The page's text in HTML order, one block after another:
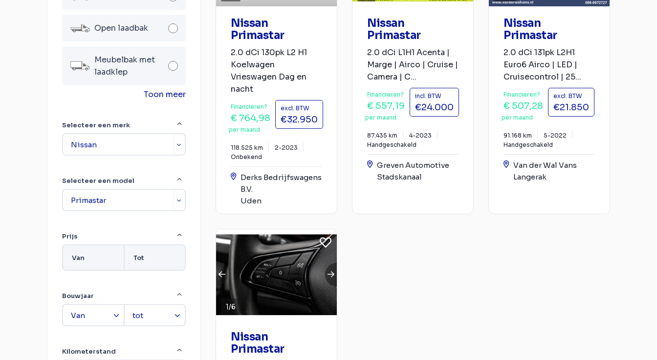
Open laadbak
Meubelbak met
laadklep
Toon meer
Selecteer een merk
Selecteer een model
Prijs
Van Tot
Bouwjaar
Kilometerstand
Nissan
Primastar
2.0 dCi 130pk L2 H1
Koelwagen
Vrieswagen Dag en
nacht
Financieren?
€ 764,98
per maand
excl. BTW
€32.950
118.525 km
2-2023
Onbekend
Derks Bedrijfswagens
B.V.
Uden
Nissan
Primastar
2.0 dCi L1H1 Acenta |
Marge | Airco | Cruise |
Camera | C...
Financieren?
€ 557,19
per maand
incl. BTW
€24.000
87.435 km
4-2023
Handgeschakeld
Greven Automotive
Stadskanaal
Nissan
Primastar
2.0 dCi 131pk L2H1
Euro6 Airco | LED |
Cruisecontrol | 25...
Financieren?
€ 507,28
per maand
excl. BTW
€21.850
91.168 km
5-2022
Handgeschakeld
Van der Wal Vans
Langerak
1/6
Nissan
Primastar